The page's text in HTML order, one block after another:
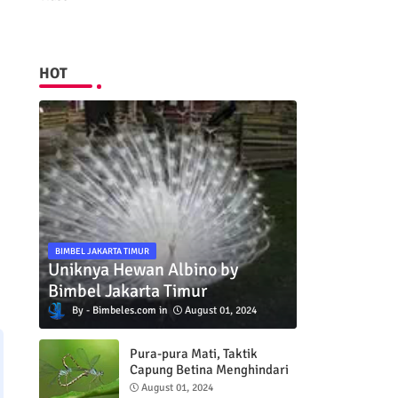
HOT
BIMBEL JAKARTA TIMUR
Uniknya Hewan Albino by
Bimbel Jakarta Timur
Bimbeles.com August 01, 2024
Pura-pura Mati, Taktik
Capung Betina Menghindari
Pejantan
August 01, 2024